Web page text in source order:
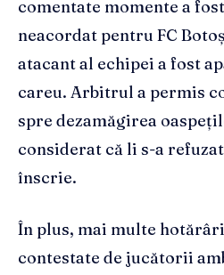
comentate momente a
neacordat pentru FC
atacant al echipei a fost
careu. Arbitrul a permis
spre dezamăgirea
considerat că li s-a
înscrie.
În plus, mai multe
contestate de jucătorii